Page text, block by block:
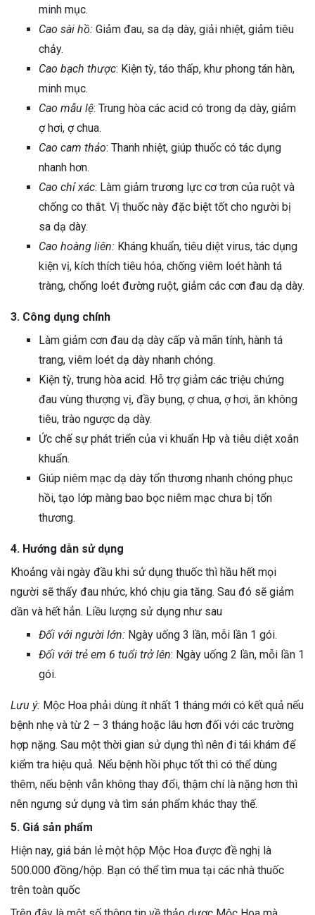
minh mục.
Cao sài hồ: Giảm đau, sa dạ dày, giải nhiệt, giảm tiêu
chảy.
Cao bạch thược: Kiện tỳ, táo thấp, khư phong tán hàn,
minh mục.
Cao mẫu lệ: Trung hòa các acid có trong dạ dày, giảm
ợ hơi, ợ chua.
Cao cam thảo: Thanh nhiệt, giúp thuốc có tác dụng
nhanh hơn.
Cao chỉ xác: Làm giảm trương lực cơ trơn của ruột và
chống co thắt. Vị thuốc này đặc biệt tốt cho người bị
sa dạ dày.
Cao hoàng liên: Kháng khuẩn, tiêu diệt virus, tác dụng
kiện vị, kích thích tiêu hóa, chống viêm loét hành tá
tràng, chống loét đường ruột, giảm các cơn đau dạ dày.
3. Công dụng chính
Làm giảm cơn đau dạ dày cấp và mãn tính, hành tá
trang, viêm loét dạ dày nhanh chóng.
Kiện tỳ, trung hòa acid. Hỗ trợ giảm các triệu chứng
đau vùng thượng vị, đầy bụng, ợ chua, ợ hơi, ăn không
tiêu, trào ngược dạ dày.
Ức chế sự phát triển của vi khuẩn Hp và tiêu diệt xoắn
khuẩn.
Giúp niêm mạc dạ dày tổn thương nhanh chóng phục
hồi, tạo lớp màng bao bọc niêm mạc chưa bị tổn
thương.
4. Hướng dẫn sử dụng
Khoảng vài ngày đầu khi sử dụng thuốc thì hầu hết mọi
người sẽ thấy đau nhức, khó chịu gia tăng. Sau đó sẽ giảm
dần và hết hẳn. Liều lượng sử dụng như sau
Đối với người lớn: Ngày uống 3 lần, mỗi lần 1 gói.
Đối với trẻ em 6 tuổi trở lên: Ngày uống 2 lần, mỗi lần 1
gói.
Lưu ý: Mộc Hoa phải dùng ít nhất 1 tháng mới có kết quả nếu
bệnh nhẹ và từ 2 – 3 tháng hoặc lâu hơn đối với các trường
hợp nặng. Sau một thời gian sử dụng thì nên đi tái khám để
kiểm tra hiệu quả. Nếu bệnh hồi phục tốt thì có thể dùng
thêm, nếu bệnh vẫn không thay đổi, thậm chí là nặng hơn thì
nên ngưng sử dụng và tìm sản phẩm khác thay thế.
5. Giá sản phẩm
Hiện nay, giá bán lẻ một hộp Mộc Hoa được đề nghị là
500.000 đồng/hộp. Bạn có thể tìm mua tại các nhà thuốc
trên toàn quốc